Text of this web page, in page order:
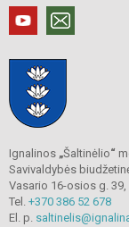
Ignalinos „Šaltinėlio“
Savivaldybės
Vasario 16-osios g. 39,
Tel. +370 386 52 678
El. p.